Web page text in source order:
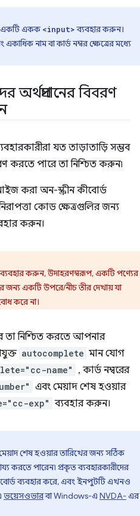
একটি একক <input>ব্যবহার করুন।
নাম বা কার্ড নম্বর ক্ষেত্রের মধ্যে
অর্থপ্রদানের বিবরণ
যত তাড়াতাড়ি সম্ভব
করতে পারে তা নিশ্চিত করুন৷
করা অন-স্ক্রীন কীবোর্ড
কোড ক্ষেত্রগুলির জন্য
করুন।
ব্যবহার করুন, উদাহরণস্বরূপ, একটি পণ্যের
জন্য একটি উপরে/নীচ তীর দেখায় যা
করে না।
নিশ্চিত করতে আপনার
autocomplete মান যোগ
name"
, কার্ড নম্বরের
এবং মেয়াদ শেষ হওয়ার
exp" ব্যবহার করুন।
শেষ হওয়ার তারিখের জন্য সঠিক
করতে পারেন৷ প্রকৃত ব্যবহারকারীদের
ব্যবহার করে, এবং ইনপুটটি এখনও
ভয়েসওভারবা Windows-এ NVDA-এর